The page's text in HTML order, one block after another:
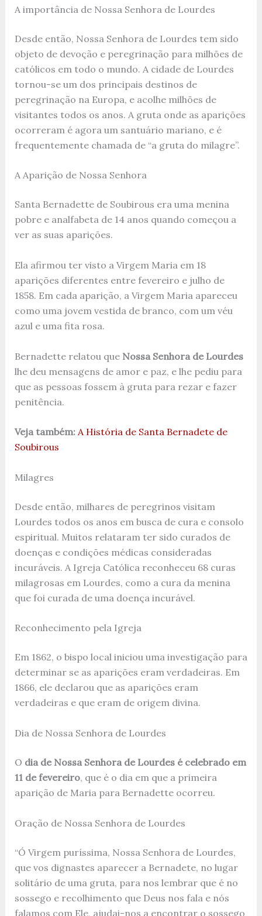
A importância de Nossa Senhora de Lourdes
Desde então, Nossa Senhora de Lourdes tem sido
objeto de devoção e peregrinação para milhões de
católicos em todo o mundo. A cidade de Lourdes
tornou-se um dos principais destinos de
peregrinação na Europa, e acolhe milhões de
visitantes todos os anos. A gruta onde as aparições
ocorreram é agora um santuário mariano, e é
frequentemente chamada de “a gruta do milagre”.
A Aparição de Nossa Senhora
Santa Bernadette de Soubirous era uma menina
pobre e analfabeta de 14 anos quando começou a
ver as suas aparições.
Ela afirmou ter visto a Virgem Maria em 18
aparições diferentes entre fevereiro e julho de
1858. Em cada aparição, a Virgem Maria apareceu
como uma jovem vestida de branco, com um véu
azul e uma fita rosa.
Bernadette relatou que Nossa Senhora de Lourdes
lhe deu mensagens de amor e paz, e lhe pediu para
que as pessoas fossem à gruta para rezar e fazer
penitência.
Veja também: A História de Santa Bernadete de
Soubirous
Milagres
Desde então, milhares de peregrinos visitam
Lourdes todos os anos em busca de cura e consolo
espiritual. Muitos relataram ter sido curados de
doenças e condições médicas consideradas
incuráveis. A Igreja Católica reconheceu 68 curas
milagrosas em Lourdes, como a cura da menina
que foi curada de uma doença incurável.
Reconhecimento pela Igreja
Em 1862, o bispo local iniciou uma investigação para
determinar se as aparições eram verdadeiras. Em
1866, ele declarou que as aparições eram
verdadeiras e que eram de origem divina.
Dia de Nossa Senhora de Lourdes
O dia de Nossa Senhora de Lourdes é celebrado em
11 de fevereiro, que é o dia em que a primeira
aparição de Maria para Bernadette ocorreu.
Oração de Nossa Senhora de Lourdes
“Ó Virgem puríssima, Nossa Senhora de Lourdes,
que vos dignastes aparecer a Bernadete, no lugar
solitário de uma gruta, para nos lembrar que é no
sossego e recolhimento que Deus nos fala e nós
falamos com Ele, ajudai-nos a encontrar o sossego